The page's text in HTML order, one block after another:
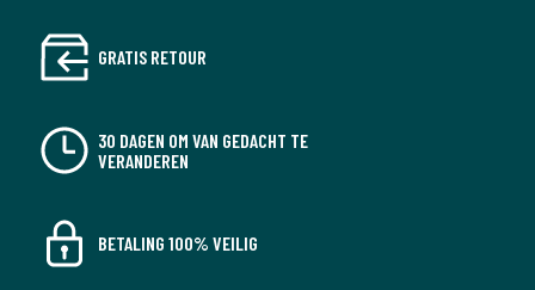
GRATIS RETOUR
30 DAGEN OM VAN GEDACHT TE
VERANDEREN
BETALING 100% VEILIG